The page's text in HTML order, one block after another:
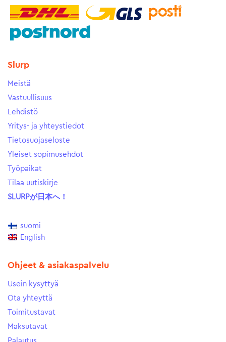
Slurp
Meistä
Vastuullisuus
Lehdistö
Yritys- ja yhteystiedot
Tietosuojaseloste
Yleiset sopimusehdot
Työpaikat
Tilaa uutiskirje
SLURPが日本へ！
suomi
English
Ohjeet & asiakaspalvelu
Usein kysyttyä
Ota yhteyttä
Toimitustavat
Maksutavat